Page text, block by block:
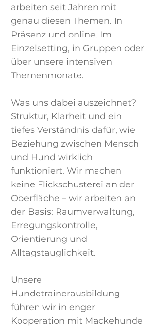
arbeiten seit Jahren mit
genau diesen Themen. In
Präsenz und online. Im
Einzelsetting, in Gruppen oder
über unsere intensiven
Themenmonate.
Was uns dabei auszeichnet?
Struktur, Klarheit und ein
tiefes Verständnis dafür, wie
Beziehung zwischen Mensch
und Hund wirklich
funktioniert. Wir machen
keine Flickschusterei an der
Oberfläche – wir arbeiten an
der Basis: Raumverwaltung,
Erregungskontrolle,
Orientierung und
Alltagstauglichkeit.
Unsere
Hundetrainerausbildung
führen wir in enger
Kooperation mit Mackehunde